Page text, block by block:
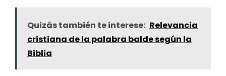
Quizás también te interese: Relevancia
cristiana de la palabra balde según la
Biblia